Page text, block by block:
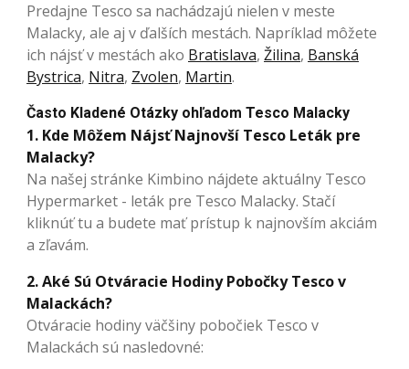
Predajne Tesco sa nachádzajú nielen v meste
Malacky, ale aj v ďalších mestách. Napríklad môžete
ich nájsť v mestách ako Bratislava, Žilina, Banská
Bystrica, Nitra, Zvolen, Martin.
Často Kladené Otázky ohľadom Tesco Malacky
1. Kde Môžem Nájsť Najnovší Tesco Leták pre
Malacky?
Na našej stránke Kimbino nájdete aktuálny Tesco
Hypermarket - leták pre Tesco Malacky. Stačí
kliknúť tu a budete mať prístup k najnovším akciám
a zľavám.
2. Aké Sú Otváracie Hodiny Pobočky Tesco v
Malackách?
Otváracie hodiny väčšiny pobočiek Tesco v
Malackách sú nasledovné: